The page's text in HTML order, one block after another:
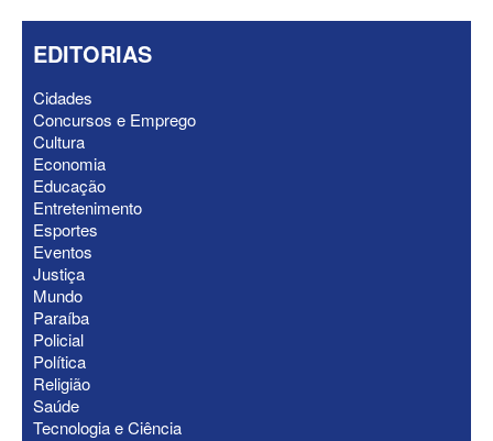
ELEIÇÕES 2026 - Após convenções,
confira candidatos ao Governo e ao
Senado da Paraíba
EDITORIAS
Cidades
Concursos e Emprego
Cultura
Economia
Educação
Entretenimento
Esportes
Eventos
Justiça
Mundo
Paraíba
Policial
Política
Religião
Saúde
Tecnologia e Ciência